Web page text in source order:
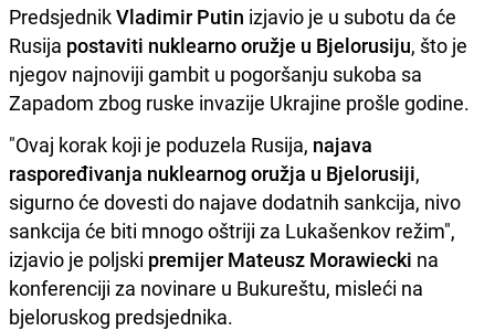
PredsjednikVladimir Putin izjavio je u subotu da će
Rusija postaviti nuklearno oružje u Bjelorusiju, što je
njegov najnoviji gambit u pogoršanju sukoba sa
Zapadom zbog ruske invazije Ukrajine prošle godine.
"Ovaj korak koji je poduzela Rusija, najava
raspoređivanja nuklearnog oružja u Bjelorusiji,
sigurno će dovesti do najave dodatnih sankcija, nivo
sankcija će biti mnogo oštriji za Lukašenkov režim",
izjavio je poljski premijer Mateusz Morawiecki na
konferenciji za novinare u Bukureštu, misleći na
bjeloruskog predsjednika.